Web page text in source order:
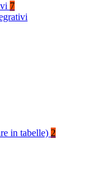
7
in tabelle) 2